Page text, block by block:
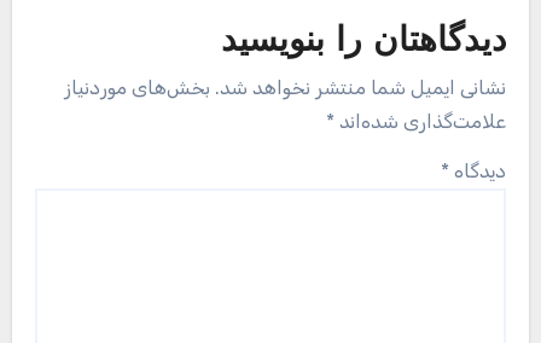
دیدگاهتان را بنویسید
نشانی ایمیل شما منتشر نخواهد شد. بخش‌های موردنیاز
علامت‌گذاری شده‌اند *
دیدگاه *